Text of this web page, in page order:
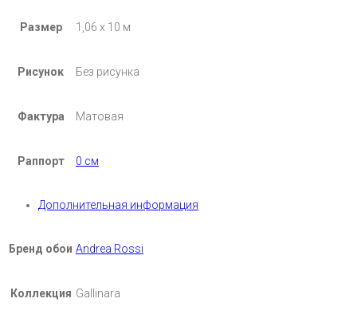
Размер 1,06 х 10 м
Рисунок Без рисунка
Фактура Матовая
Раппорт 0 см
Дополнительная информация
Бренд обои Andrea Rossi
Коллекция Gallinara